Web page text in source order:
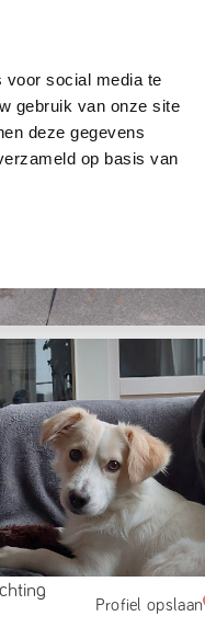
voor social media te
gebruik van onze site
deze gegevens
op basis van
Profiel opslaan